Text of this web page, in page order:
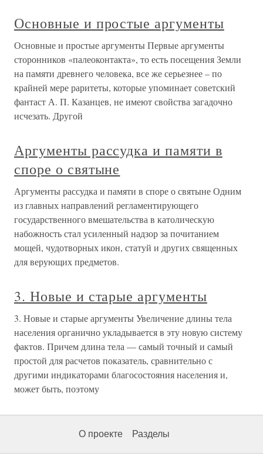
Основные и простые аргументы
Основные и простые аргументы Первые аргументы
сторонников «палеоконтакта», то есть посещения Земли
на памяти древнего человека, все же серьезнее – по
крайней мере раритеты, которые упоминает советский
фантаст А. П. Казанцев, не имеют свойства загадочно
исчезать. Другой
Аргументы рассудка и памяти в
споре о святыне
Аргументы рассудка и памяти в споре о святыне Одним
из главных направлений регламентирующего
государственного вмешательства в католическую
набожность стал усиленный надзор за почитанием
мощей, чудотворных икон, статуй и других священных
для верующих предметов.
3. Новые и старые аргументы
3. Новые и старые аргументы Увеличение длины тела
населения органично укладывается в эту новую систему
фактов. Причем длина тела — самый точный и самый
простой для расчетов показатель, сравнительно с
другими индикаторами благосостояния населения и,
может быть, поэтому
О проекте Разделы